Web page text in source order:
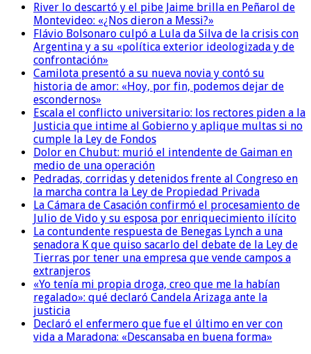
River lo descartó y el pibe Jaime brilla en Peñarol de
Montevideo: «¿Nos dieron a Messi?»
Flávio Bolsonaro culpó a Lula da Silva de la crisis con
Argentina y a su «política exterior ideologizada y de
confrontación»
Camilota presentó a su nueva novia y contó su
historia de amor: «Hoy, por fin, podemos dejar de
escondernos»
Escala el conflicto universitario: los rectores piden a la
Justicia que intime al Gobierno y aplique multas si no
cumple la Ley de Fondos
Dolor en Chubut: murió el intendente de Gaiman en
medio de una operación
Pedradas, corridas y detenidos frente al Congreso en
la marcha contra la Ley de Propiedad Privada
La Cámara de Casación confirmó el procesamiento de
Julio de Vido y su esposa por enriquecimiento ilícito
La contundente respuesta de Benegas Lynch a una
senadora K que quiso sacarlo del debate de la Ley de
Tierras por tener una empresa que vende campos a
extranjeros
«Yo tenía mi propia droga, creo que me la habían
regalado»: qué declaró Candela Arizaga ante la
justicia
Declaró el enfermero que fue el último en ver con
vida a Maradona: «Descansaba en buena forma»